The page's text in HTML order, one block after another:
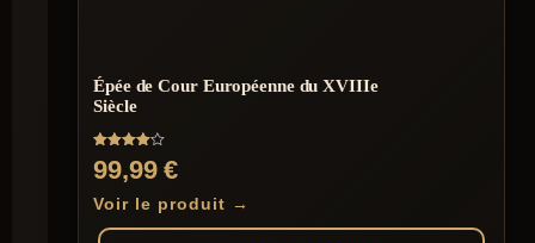
Épée de Cour Européenne du XVIIIe
Siècle
Note
4.00
sur 5
99,99€
Voir le produit →